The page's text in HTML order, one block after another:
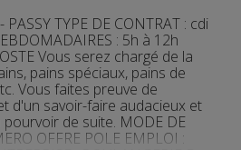
TYPE DE CONTRAT : cdi
: 5h à 12h
Vous serez chargé de la
pains spéciaux, pains de
Vous faites preuve de
d'un savoir-faire audacieux et
de suite. MODE DE
OFFRE POLE EMPLOI :